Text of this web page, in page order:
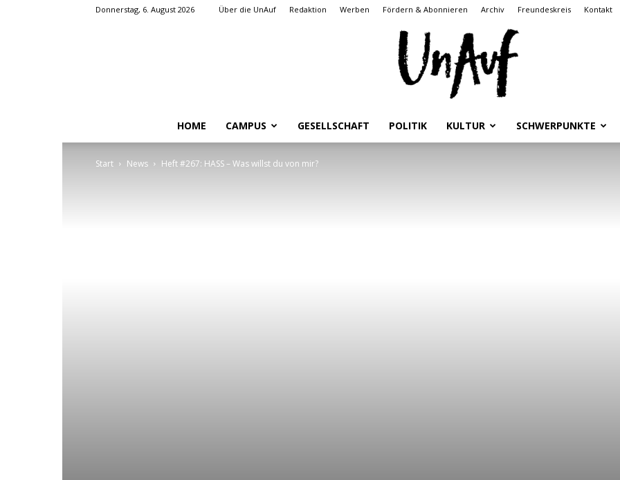
Donnerstag, 6. August 2026 Über die UnAuf Redaktion Werben Fördern & Abonnieren Archiv Freundeskreis Kontakt
HOME CAMPUS GESELLSCHAFT POLITIK KULTUR SCHWERPUNKTE
Start News Heft #267: HASS – Was willst du von mir?